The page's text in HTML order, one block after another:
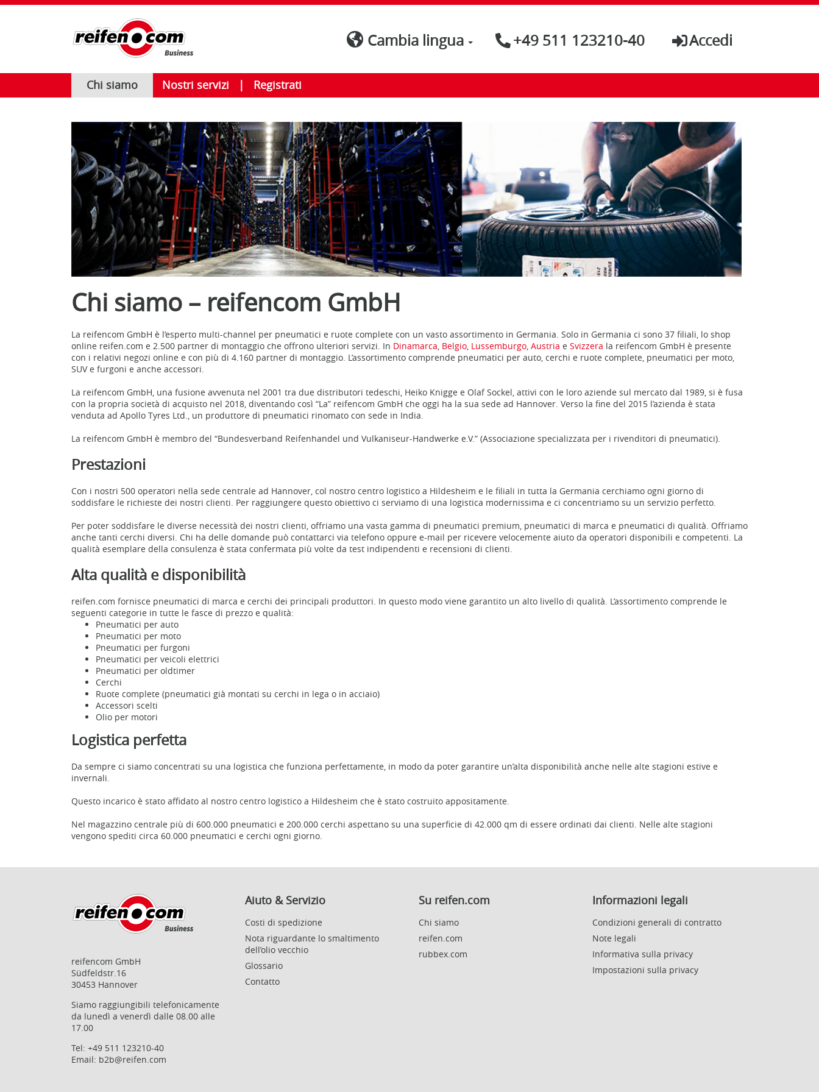
Cambia lingua +49 511 123210-40 Accedi
Chi siamo Nostri servizi Registrati
Chi siamo – reifencom GmbH
La reifencom GmbH è l’esperto multi-channel per pneumatici e ruote complete con un vasto assortimento in Germania. Solo in Germania ci sono 37 filiali, lo shop
online reifen.com e 2.500 partner di montaggio che offrono ulteriori servizi. In Dinamarca, Belgio, Lussemburgo, Austria e Svizzera la reifencom GmbH è presente
con i relativi negozi online e con più di 4.160 partner di montaggio. L’assortimento comprende pneumatici per auto, cerchi e ruote complete, pneumatici per moto,
SUV e furgoni e anche accessori.
La reifencom GmbH, una fusione avvenuta nel 2001 tra due distributori tedeschi, Heiko Knigge e Olaf Sockel, attivi con le loro aziende sul mercato dal 1989, si è fusa
con la propria società di acquisto nel 2018, diventando così “La” reifencom GmbH che oggi ha la sua sede ad Hannover. Verso la fine del 2015 l’azienda è stata
venduta ad Apollo Tyres Ltd., un produttore di pneumatici rinomato con sede in India.
La reifencom GmbH è membro del “Bundesverband Reifenhandel und Vulkaniseur-Handwerke e.V.” (Associazione specializzata per i rivenditori di pneumatici).
Prestazioni
Con i nostri 500 operatori nella sede centrale ad Hannover, col nostro centro logistico a Hildesheim e le filiali in tutta la Germania cerchiamo ogni giorno di
soddisfare le richieste dei nostri clienti. Per raggiungere questo obiettivo ci serviamo di una logistica modernissima e ci concentriamo su un servizio perfetto.
Per poter soddisfare le diverse necessità dei nostri clienti, offriamo una vasta gamma di pneumatici premium, pneumatici di marca e pneumatici di qualità. Offriamo
anche tanti cerchi diversi. Chi ha delle domande può contattarci via telefono oppure e-mail per ricevere velocemente aiuto da operatori disponibili e competenti. La
qualità esemplare della consulenza è stata confermata più volte da test indipendenti e recensioni di clienti.
Alta qualità e disponibilità
reifen.com fornisce pneumatici di marca e cerchi dei principali produttori. In questo modo viene garantito un alto livello di qualità. L’assortimento comprende le
seguenti categorie in tutte le fasce di prezzo e qualità:
Pneumatici per auto
Pneumatici per moto
Pneumatici per furgoni
Pneumatici per veicoli elettrici
Pneumatici per oldtimer
Cerchi
Ruote complete (pneumatici già montati su cerchi in lega o in acciaio)
Accessori scelti
Olio per motori
Logistica perfetta
Da sempre ci siamo concentrati su una logistica che funziona perfettamente, in modo da poter garantire un’alta disponibilità anche nelle alte stagioni estive e
invernali.
Questo incarico è stato affidato al nostro centro logistico a Hildesheim che è stato costruito appositamente.
Nel magazzino centrale più di 600.000 pneumatici e 200.000 cerchi aspettano su una superficie di 42.000 qm di essere ordinati dai clienti. Nelle alte stagioni
vengono spediti circa 60.000 pneumatici e cerchi ogni giorno.
reifencom GmbH
Südfeldstr.16
30453 Hannover
Siamo raggiungibili telefonicamente
da lunedì a venerdì dalle 08.00 alle
17.00
Tel: +49 511 123210-40
Email: b2b@reifen.com
Aiuto & Servizio
Costi di spedizione
Nota riguardante lo smaltimento
dell’olio vecchio
Glossario
Contatto
Su reifen.com
Chi siamo
reifen.com
rubbex.com
Informazioni legali
Condizioni generali di contratto
Note legali
Informativa sulla privacy
Impostazioni sulla privacy